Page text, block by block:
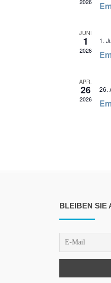
2026
JUNI
1
2026
1.
APR.
26
2026
26.
BLEIBEN SIE